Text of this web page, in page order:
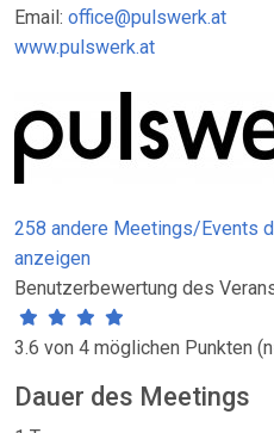
Email: office@pulswerk.at
www.pulswerk.at
258 andere Meetings/Events
anzeigen
Benutzerbewertung des
3.6 von 4 möglichen Punkten
Dauer des Meetings